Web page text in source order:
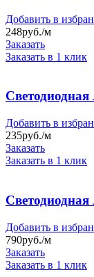
Добавить в
248руб./м
Заказать
Заказать в 1 клик
Добавить в
235руб./м
Заказать
Заказать в 1 клик
Добавить в
790руб./м
Заказать
Заказать в 1 клик